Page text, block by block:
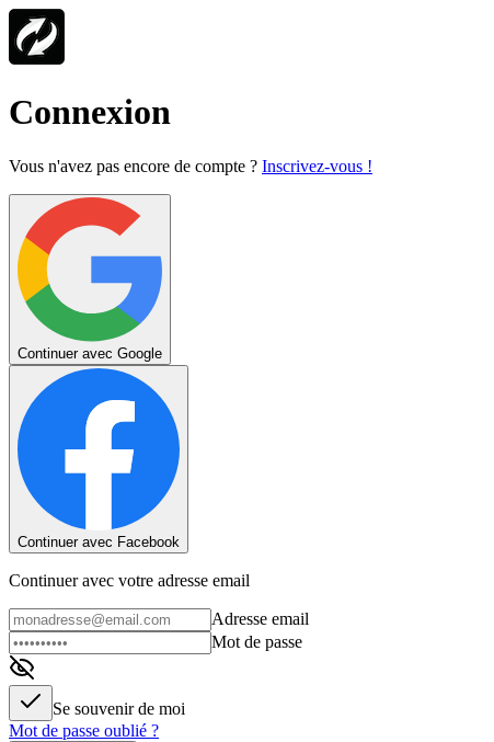
Connexion
Vous n'avez pas encore de compte ? Inscrivez-vous !
Continuer avec Google
Continuer avec Facebook
Continuer avec votre adresse email
Adresse email
Mot de passe
Se souvenir de moi
Mot de passe oublié ?